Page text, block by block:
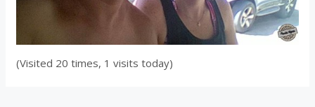
(Visited 20 times, 1 visits today)